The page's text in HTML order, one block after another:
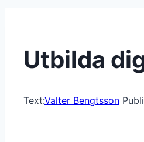
Utbilda
Text:Valter Bengtsson